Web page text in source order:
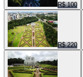
R$ 100
R$ 220